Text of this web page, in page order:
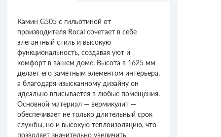
Камин G505 с гильотиной от
производителя Rocal сочетает в себе
элегантный стиль и высокую
функциональность, создавая уют и
комфорт в вашем доме. Высота в 1625 мм
делает его заметным элементом интерьера,
а благодаря изысканному дизайну он
идеально вписывается в любые помещения.
Основной материал — вермикулит —
обеспечивает не только длительный срок
службы, но и высокую теплоизоляцию, что
позволяет значительно увеличить